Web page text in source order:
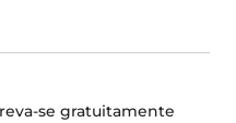
se gratuitamente